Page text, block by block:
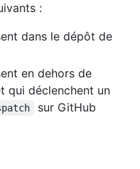
:
dans le dépôt de
en dehors de
qui déclenchent un
sur GitHub